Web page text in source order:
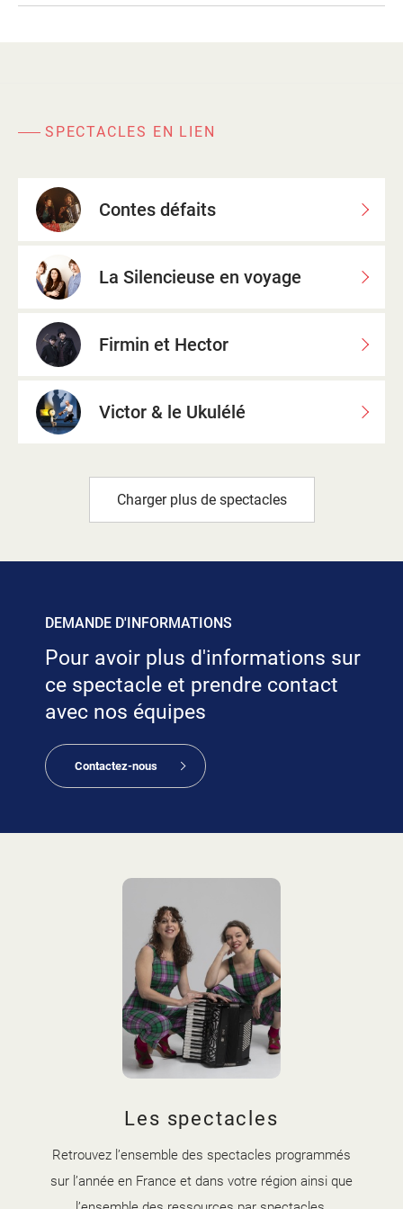
SPECTACLES EN LIEN
Contes défaits
La Silencieuse en voyage
Firmin et Hector
Victor & le Ukulélé
Charger plus de spectacles
DEMANDE D'INFORMATIONS
Pour avoir plus d'informations sur
ce spectacle et prendre contact
avec nos équipes
Contactez-nous
Les spectacles
Retrouvez l’ensemble des spectacles programmés
sur l’année en France et dans votre région ainsi que